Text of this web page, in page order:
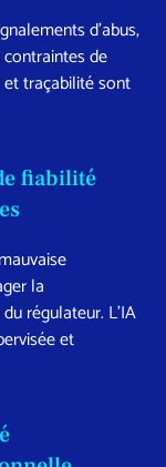
d’abus,
de
traçabilité sont
fiabilité
la
régulateur. L’IA
et